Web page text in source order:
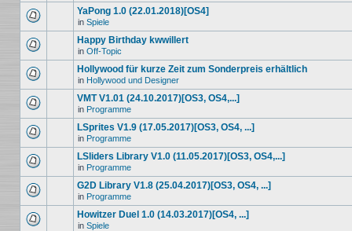
YaPong 1.0 (22.01.2018)[OS4]
in Spiele
Happy Birthday kwwillert
in Off-Topic
Hollywood für kurze Zeit zum Sonderpreis erhältlich
in Hollywood und Designer
VMT V1.01 (24.10.2017)[OS3, OS4,...]
in Programme
LSprites V1.9 (17.05.2017)[OS3, OS4, ...]
in Programme
LSliders Library V1.0 (11.05.2017)[OS3, OS4,...]
in Programme
G2D Library V1.8 (25.04.2017)[OS3, OS4, ...]
in Programme
Howitzer Duel 1.0 (14.03.2017)[OS4, ...]
in Spiele